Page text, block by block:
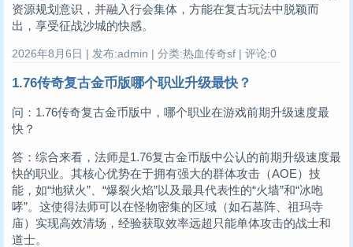
资源规划意识，并融入行会集体，方能在复古玩法中脱颖而
出，享受征战沙城的快感。
2026年8月6日 | 发布:admin | 分类:热血传奇sf | 评论:0
1.76传奇复古金币版哪个职业升级最快？
问：1.76传奇复古金币版中，哪个职业在游戏前期升级速度最
快？
答：综合来看，法师是1.76复古金币版中公认的前期升级速度最
快的职业。其核心优势在于拥有强大的群体攻击（AOE）技
能，如“地狱火”、“爆裂火焰”以及最具代表性的“火墙”和“冰咆
哮”。这使得法师可以在怪物密集的区域（如石墓阵、祖玛寺
庙）实现高效清场，经验获取效率远超只能单体攻击的战士和
道士。